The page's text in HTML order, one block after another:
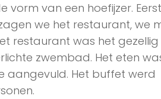
van een hoefijzer.
we het restaurant, we
restaurant was het gezellig
zwembad. Het eten
aangevuld. Het buffet werd